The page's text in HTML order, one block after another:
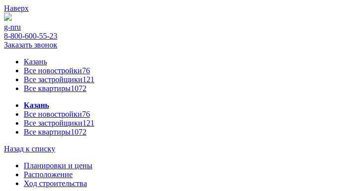
Наверх
g-nru
8-800-600-55-23
Заказать звонок
Казань
Все новостройки76
Все застройщики121
Все квартиры1072
Казань
Все новостройки76
Все застройщики121
Все квартиры1072
Назад к списку
Планировки и цены
Расположение
Ход строительства